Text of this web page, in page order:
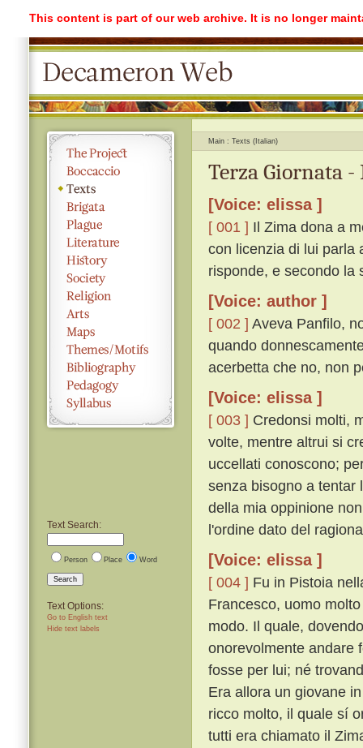
This content is part of our web archive. It is no longer
Text Search:
Person Place Word
Search
Text Options:
Go to English text
Hide text labels
Main Texts (Italian)
Terza Giornata
[Voice: elissa ]
[ 001 ] Il Zima dona a
con licenzia di lui parla
risponde, e secondo la
[Voice: author ]
[ 002 ] Aveva Panfilo,
quando
acerbetta che no, non
[Voice: elissa ]
[ 003 ] Credonsi molti,
volte, mentre altrui si
uccellati conoscono;
senza bisogno a tentar
della mia oppinione
l'ordine dato del
[Voice: elissa ]
[ 004 ] Fu in Pistoia
Francesco, uomo
modo. Il quale,
onorevolmente andare
fosse per lui; né
Era allora un giovane
ricco molto, il quale sí
tutti era chiamato il